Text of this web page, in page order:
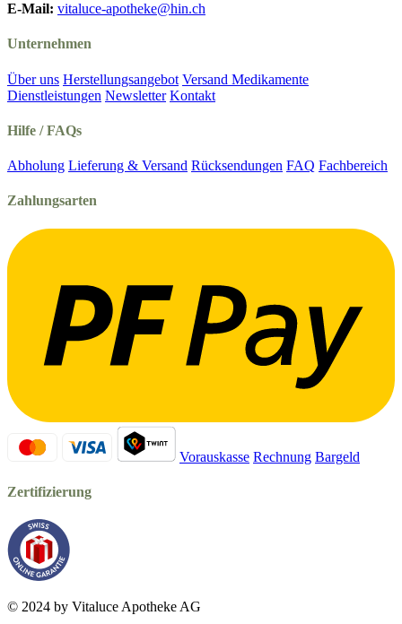
E-Mail: vitaluce-apotheke@hin.ch
Unternehmen
Über uns Herstellungsangebot Versand Medikamente
Dienstleistungen Newsletter Kontakt
Hilfe / FAQs
Abholung Lieferung & Versand Rücksendungen FAQ Fachbereich
Zahlungsarten
Vorauskasse Rechnung Bargeld
Zertifizierung
© 2024 by Vitaluce Apotheke AG